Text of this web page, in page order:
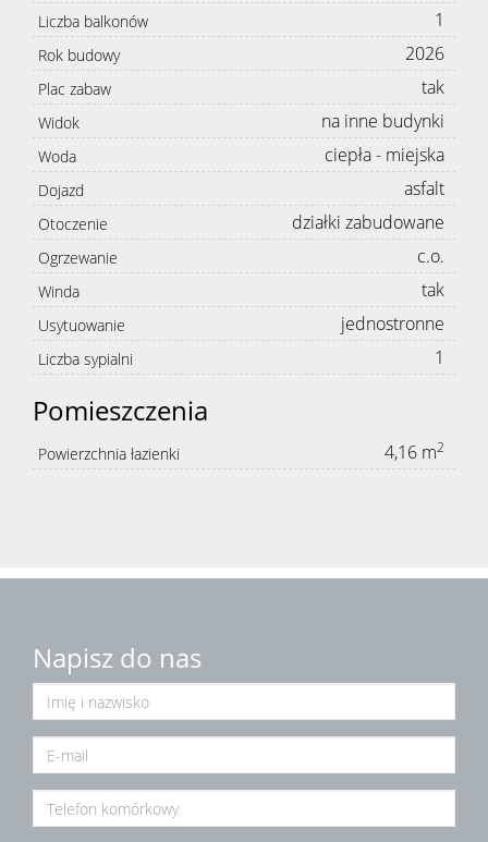
Liczba balkonów 1
Rok budowy 2026
Plac zabaw tak
Widok na inne budynki
Woda ciepła - miejska
Dojazd asfalt
Otoczenie działki zabudowane
Ogrzewanie c.o.
Winda tak
Usytuowanie jednostronne
Liczba sypialni 1
Pomieszczenia
Powierzchnia łazienki 4,16 m2
Napisz do nas